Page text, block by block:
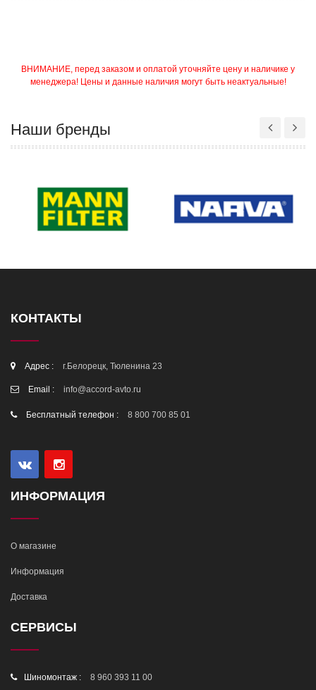
ВНИМАНИЕ, перед заказом и оплатой уточняйте цену и наличике у
менеджера! Цены и данные наличия могут быть неактуальные!
Наши бренды
КОНТАКТЫ
Адрес : г.Белорецк, Тюленина 23
Email : info@accord-avto.ru
Бесплатный телефон : 8 800 700 85 01
ИНФОРМАЦИЯ
О магазине
Информация
Доставка
СЕРВИСЫ
Шиномонтаж : 8 960 393 11 00